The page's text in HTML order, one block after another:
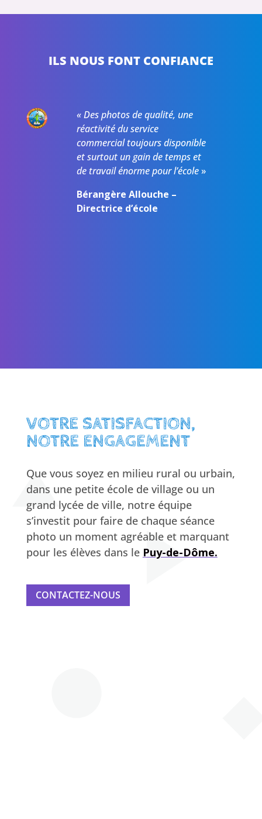
ILS NOUS FONT CONFIANCE
«Des photos de qualité, une
réactivité du service
commercial toujours disponible
et surtout un gain de temps et
de travail énorme pour l’école»
Bérangère Allouche –
Directrice d’école
VOTRE SATISFACTION,
NOTRE ENGAGEMENT
Que vous soyez en milieu rural ou urbain,
dans une petite école de village ou un
grand lycée de ville, notre équipe
s’investit pour faire de chaque séance
photo un moment agréable et marquant
pour les élèves dans le Puy-de-Dôme.
CONTACTEZ-NOUS